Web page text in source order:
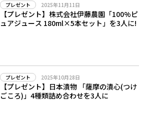
プレゼント 2025年11月11日
【プレゼント】株式会社伊藤農園「100%ピ
ュアジュース 180ml×5本セット」を3人に!
プレゼント 2025年10月28日
【プレゼント】日本漬物 「薩摩の漬心(つけ
ごころ)」4種類詰め合わせを3人に